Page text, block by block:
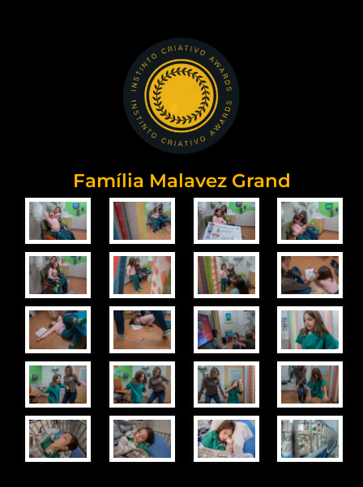
Família Malavez Grand